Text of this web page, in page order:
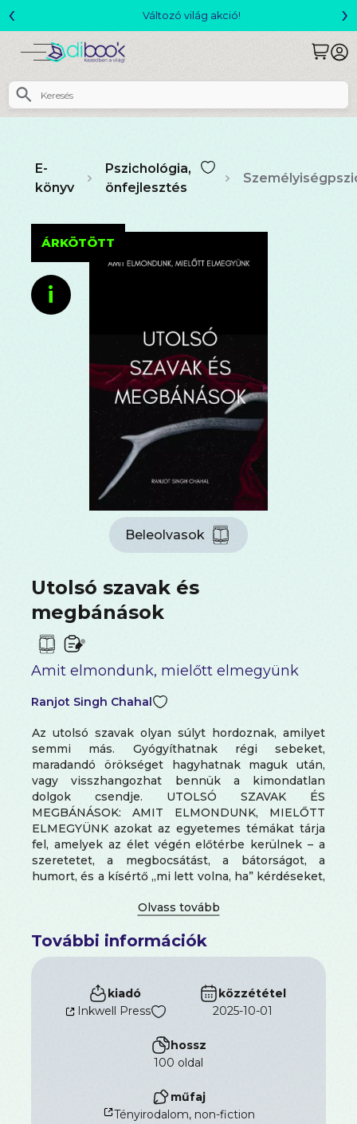
Változó világ akció!
‹ ›
E-
könyv
Pszichológia,
önfejlesztés
ÁRKÖTÖTT
i
Beleolvasok
Utolsó szavak és
megbánások
Amit elmondunk, mielőtt elmegyünk
Ranjot Singh Chahal
Az utolsó szavak olyan súlyt hordoznak, amilyet
semmi más. Gyógyíthatnak régi sebeket,
maradandó örökséget hagyhatnak maguk után,
vagy visszhangozhat bennük a kimondatlan
dolgok csendje. UTOLSÓ SZAVAK ÉS
MEGBÁNÁSOK: AMIT ELMONDUNK, MIELŐTT
ELMEGYÜNK azokat az egyetemes témákat tárja
fel, amelyek az élet végén előtérbe kerülnek – a
szeretetet, a megbocsátást, a bátorságot, a
humort, és a kísértő „mi lett volna, ha” kérdéseket,
és történelmi utolsó mondatokon keresztül ez a
könyv feltárja, mi az, ami igazán számít, amikor az
idő elfogy. Megmutatja az emberek által hordozott
megbánásokat, azokat a szavakat, amelyeket
bárcsak korábban kimondtak volna, és azt a
vigaszt, amelyet igyekeznek hátrahagyni
Ez a könyv több, mint végső mondatok
gyűjteménye: útmutató az élők számára.
hogyan mondjuk ki az igazságunkat nap mint nap,
és hogyan éljünk hitelesen – hogy amikor eljön a
További információk
kiadó
Inkwell Press
közzététel
2025-10-01
hossz
100 oldal
műfaj
Tényirodalom, non-fiction